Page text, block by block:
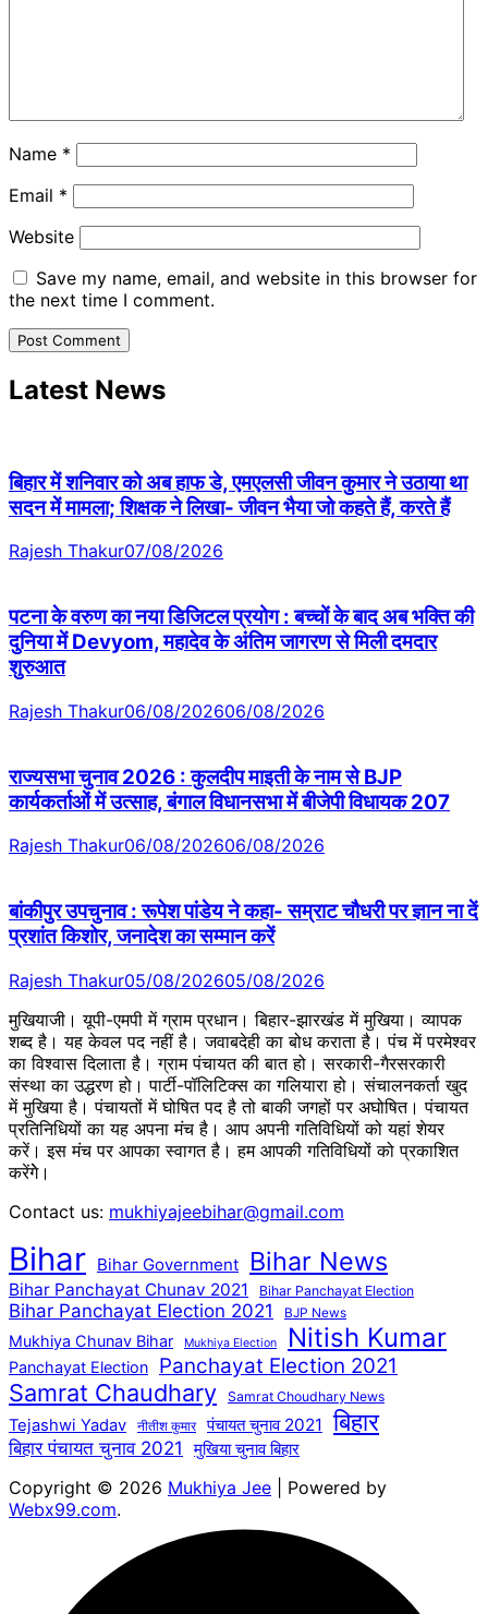
Name *
Email *
Website
Save my name, email, and website in this browser for
the next time I comment.
Latest News
बिहार में शनिवार को अब हाफ डे, एमएलसी जीवन कुमार ने उठाया था
सदन में मामला; शिक्षक ने लिखा- जीवन भैया जो कहते हैं, करते हैं
Rajesh Thakur07/08/2026
पटना के वरुण का नया डिजिटल प्रयोग : बच्चों के बाद अब भक्ति की
दुनिया में Devyom, महादेव के अंतिम जागरण से मिली दमदार
शुरुआत
Rajesh Thakur06/08/202606/08/2026
राज्यसभा चुनाव 2026 : कुलदीप माइती के नाम से BJP
कार्यकर्ताओं में उत्साह, बंगाल विधानसभा में बीजेपी विधायक 207
Rajesh Thakur06/08/202606/08/2026
बांकीपुर उपचुनाव : रूपेश पांडेय ने कहा- सम्राट चौधरी पर ज्ञान ना दें
प्रशांत किशोर, जनादेश का सम्मान करें
Rajesh Thakur05/08/202605/08/2026
मुखियाजी। यूपी-एमपी में ग्राम प्रधान। बिहार-झारखंड में मुखिया। व्यापक
शब्द है। यह केवल पद नहीं है। जवाबदेही का बोध कराता है। पंच में परमेश्वर
का विश्वास दिलाता है। ग्राम पंचायत की बात हो। सरकारी-गैरसरकारी
संस्था का उद्धरण हो। पार्टी-पॉलिटिक्स का गलियारा हो। संचालनकर्ता खुद
में मुखिया है। पंचायतों में घोषित पद है तो बाकी जगहों पर अघोषित। पंचायत
प्रतिनिधियों का यह अपना मंच है। आप अपनी गतिविधियों को यहां शेयर
करें। इस मंच पर आपका स्वागत है। हम आपकी गतिविधियों को प्रकाशित
करेंगेे।
Contact us: mukhiyajeebihar@gmail.com
Bihar Bihar Government Bihar News
Bihar Panchayat Chunav 2021 Bihar Panchayat Election
Bihar Panchayat Election 2021 BJP News
Mukhiya Chunav Bihar Mukhiya Election Nitish Kumar
Panchayat Election Panchayat Election 2021
Samrat Chaudhary Samrat Choudhary News
Tejashwi Yadav नीतीश कुमार पंचायत चुनाव 2021 बिहार
बिहार पंचायत चुनाव 2021 मुखिया चुनाव बिहार
Copyright © 2026 Mukhiya Jee | Powered by
Webx99.com.